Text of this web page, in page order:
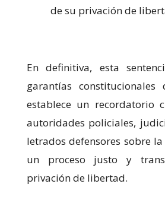
de su privación de
En definitiva, esta
garantías
establece un recordatorio
autoridades policiales,
letrados defensores sobre
un proceso justo y
privación de libertad.